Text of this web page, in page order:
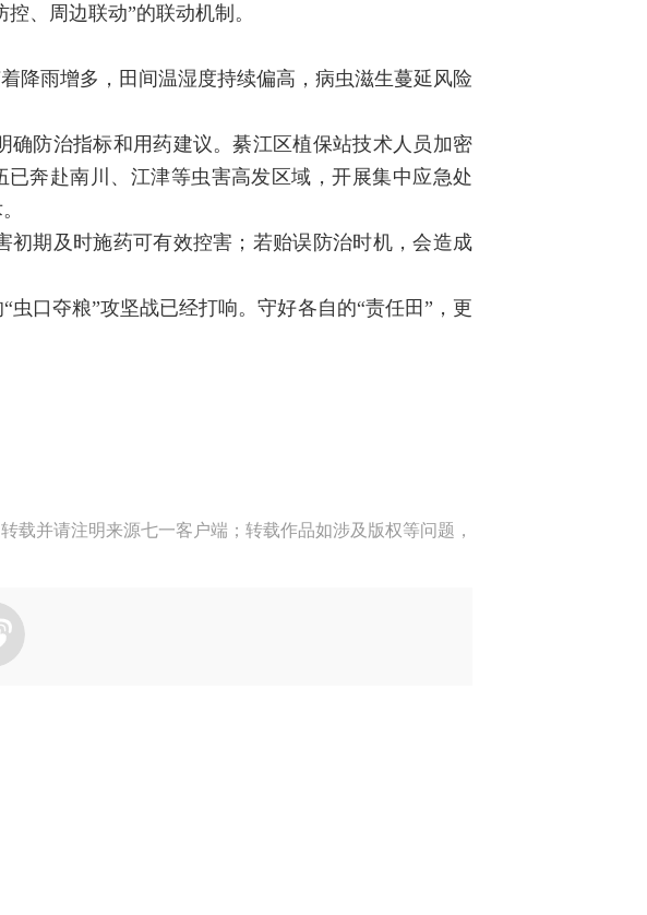
、周边联动”的联动机制。
降雨增多，田间温湿度持续偏高，病虫滋生蔓延风险
防治指标和用药建议。綦江区植保站技术人员加密
奔赴南川、江津等虫害高发区域，开展集中应急处
期及时施药可有效控害；若贻误防治时机，会造成
口夺粮”攻坚战已经打响。守好各自的“责任田”，更
载并请注明来源七一客户端；转载作品如涉及版权等问题，